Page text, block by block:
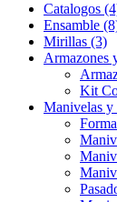
Catalogos
Ensamble
Mirillas (3)
Armazones
Kit
Manivelas y